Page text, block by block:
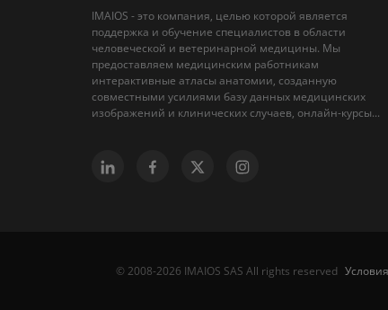
IMAIOS - это компания, целью которой является
поддержка и обучение специалистов в области
человеческой и ветеринарной медицины. Мы
предоставляем медицинским работникам
интерактивные атласы анатомии, созданную
совместными усилиями базу данных медицинских
изображений и клинических случаев, онлайн-курсы...
© 2008-2026 IMAIOS SAS All rights reserved